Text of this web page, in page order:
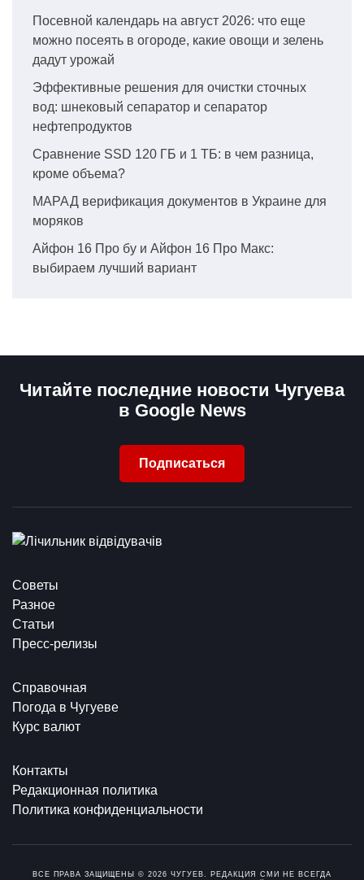
Посевной календарь на август 2026: что еще
можно посеять в огороде, какие овощи и зелень
дадут урожай
Эффективные решения для очистки сточных
вод: шнековый сепаратор и сепаратор
нефтепродуктов
Сравнение SSD 120 ГБ и 1 ТБ: в чем разница,
кроме объема?
МАРАД верификация документов в Украине для
моряков
Айфон 16 Про бу и Айфон 16 Про Макс:
выбираем лучший вариант
Читайте последние новости Чугуева
в Google News
Подписаться
Советы
Разное
Статьи
Пресс-релизы
Справочная
Погода в Чугуеве
Курс валют
Контакты
Редакционная политика
Политика конфиденциальности
ВСЕ ПРАВА ЗАЩИЩЕНЫ © 2026 ЧУГУЕВ. РЕДАКЦИЯ СМИ НЕ ВСЕГДА